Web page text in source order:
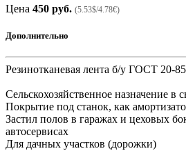
Цена 450 руб. (5.53$/4.78€)
Дополнительно
Резинотканевая лента б/у ГОСТ 20-
Сельскохозяйственное назначение в
Покрытие под станок, как
Застил полов в гаражах и цеховых
автосервисах
Для дачных участков (дорожки)